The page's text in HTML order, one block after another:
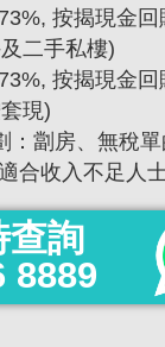
按揭現金
二手私樓)
按揭現金
現)
：劏房、無稅
合收入不足人
查詢
8889